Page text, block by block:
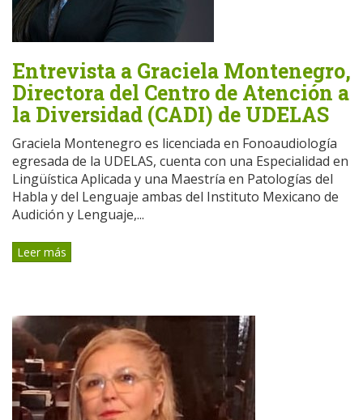
Entrevista a Graciela Montenegro,
Directora del Centro de Atención a
la Diversidad (CADI) de UDELAS
Graciela Montenegro es licenciada en Fonoaudiología
egresada de la UDELAS, cuenta con una Especialidad en
Lingüística Aplicada y una Maestría en Patologías del
Habla y del Lenguaje ambas del Instituto Mexicano de
Audición y Lenguaje,...
Leer más